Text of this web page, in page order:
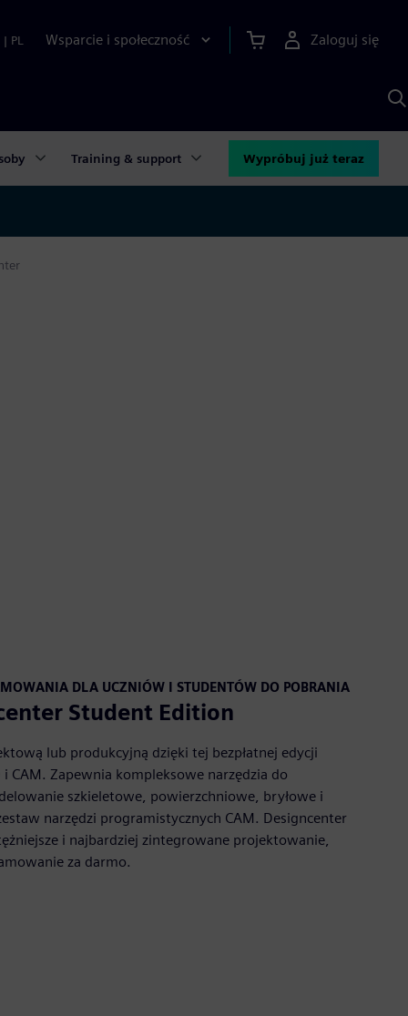
| PL Wsparcie i społeczność Zaloguj się
Training & support Wypróbuj już teraz
DLA UCZNIÓW I STUDENTÓW DO POBRANIA
Student Edition
lub produkcyjną dzięki tej bezpłatnej edycji
CAM. Zapewnia kompleksowe narzędzia do
szkieletowe, powierzchniowe, bryłowe i
narzędzi programistycznych CAM. Designcenter
i najbardziej zintegrowane projektowanie,
za darmo.